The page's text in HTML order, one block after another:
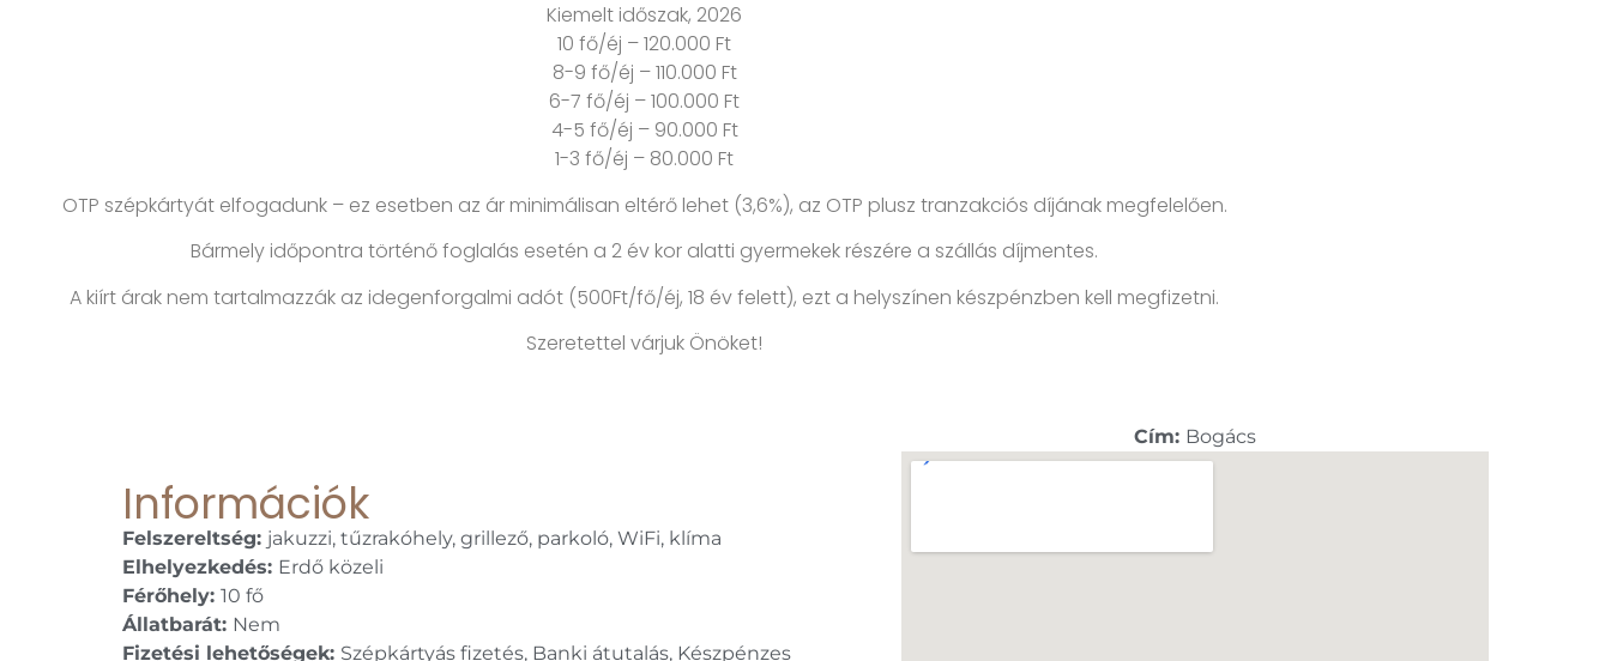
Kiemelt időszak, 2026
10 fő/éj – 120.000 Ft
8-9 fő/éj – 110.000 Ft
6-7 fő/éj – 100.000 Ft
4-5 fő/éj – 90.000 Ft
1-3 fő/éj – 80.000 Ft
OTP szépkártyát elfogadunk – ez esetben az ár minimálisan eltérő lehet (3,6%), az OTP plusz tranzakciós díjának megfelelően.
Bármely időpontra történő foglalás esetén a 2 év kor alatti gyermekek részére a szállás díjmentes.
A kiírt árak nem tartalmazzák az idegenforgalmi adót (500Ft/fő/éj, 18 év felett), ezt a helyszínen készpénzben kell megfizetni.
Szeretettel várjuk Önöket!
Információk
Felszereltség: jakuzzi, tűzrakóhely, grillező, parkoló, WiFi, klíma
Elhelyezkedés: Erdő közeli
Férőhely: 10 fő
Állatbarát: Nem
Fizetési lehetőségek: Szépkártyás fizetés, Banki átutalás, Készpénzes
Cím: Bogács